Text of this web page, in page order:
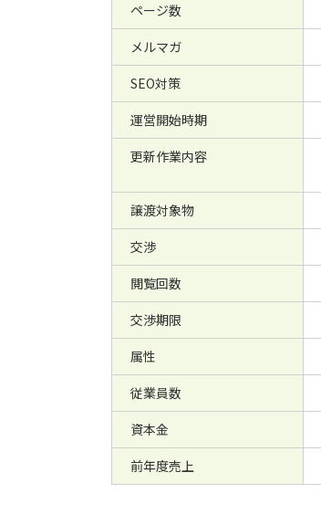
ページ数
メルマガ
SEO対策
運営開始時期
更新作業内容
譲渡対象物
交渉
閲覧回数
交渉期限
属性
従業員数
資本金
前年度売上